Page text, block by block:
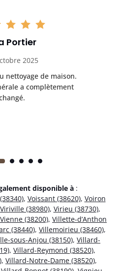
Portier
2025
nettoyage de maison.
a complètement
disponible à :
, Voissant (38620), Voiron
Viriville (38980), Virieu (38730),
(38200), Villette-d’Anthon
(38440), Villemoirieu (38460),
sous-Anjou (38150), Villard-
, Villard-Reymond (38520),
, Villard-Notre-Dame (38520),